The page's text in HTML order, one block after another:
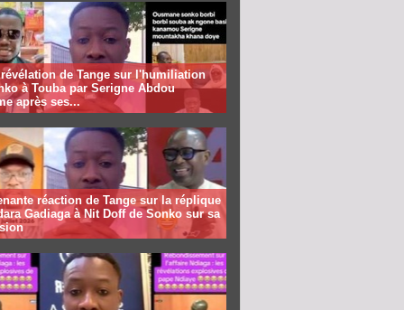
révélation de Tange sur l'humiliation
à Touba par Serigne Abdou
après ses...
réaction de Tange sur la réplique
Gadiaga à Nit Doff de Sonko sur sa